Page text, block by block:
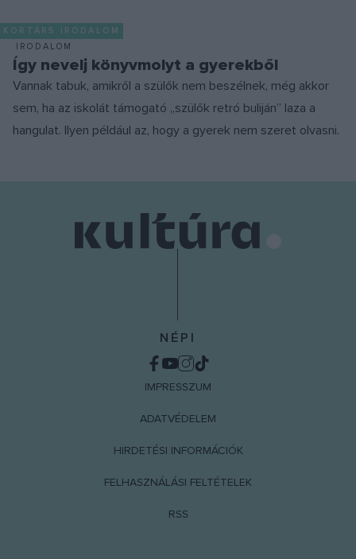
KORTÁRS IRODALOM
IRODALOM
Így nevelj könyvmolyt a gyerekből
Vannak tabuk, amikről a szülők nem beszélnek, még akkor
sem, ha az iskolát támogató „szülők retró buliján” laza a
hangulat. Ilyen például az, hogy a gyerek nem szeret olvasni.
NÉPI
IMPRESSZUM
ADATVÉDELEM
HIRDETÉSI INFORMÁCIÓK
FELHASZNÁLÁSI FELTÉTELEK
RSS